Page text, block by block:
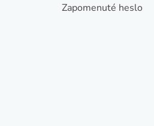
Zapomenuté heslo